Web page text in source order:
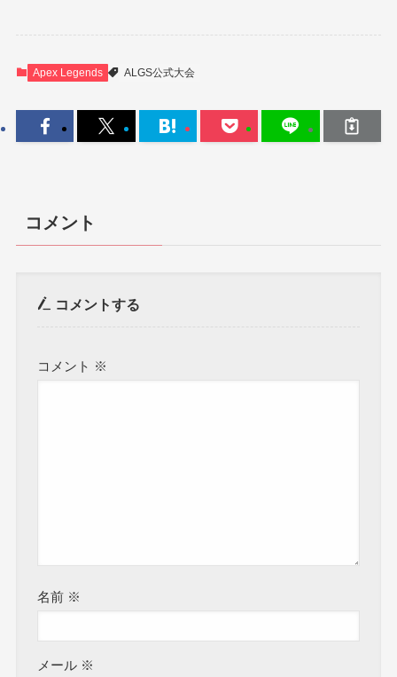
Apex Legends ALGS公式大会
コメント
コメントする
コメント ※
名前 ※
メール ※